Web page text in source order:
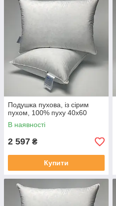
Подушка пухова, із сірим
пухом, 100% пуху 40x60
В наявності
2 597 ₴
Купити